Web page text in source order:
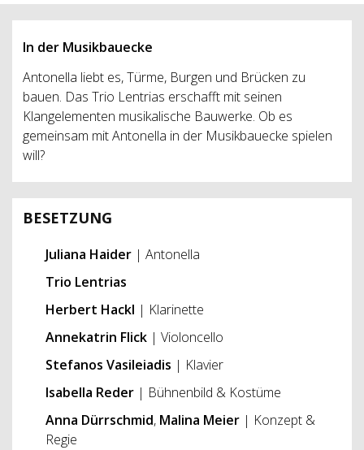
In der Musikbauecke
Antonella liebt es, Türme, Burgen und Brücken zu
bauen. Das Trio Lentrias erschafft mit seinen
Klangelementen musikalische Bauwerke. Ob es
gemeinsam mit Antonella in der Musikbauecke spielen
will?
BESETZUNG
Juliana Haider | Antonella
Trio Lentrias
Herbert Hackl | Klarinette
Annekatrin Flick | Violoncello
Stefanos Vasileiadis | Klavier
Isabella Reder | Bühnenbild & Kostüme
Anna Dürrschmid, Malina Meier | Konzept &
Regie